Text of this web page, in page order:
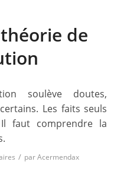
de
soulève doutes,
Les faits seuls
faut comprendre la
/ parAcermendax